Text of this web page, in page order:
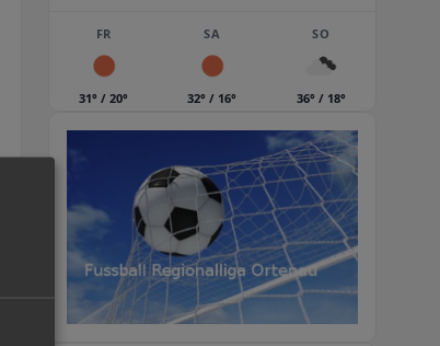
FR
31° / 20°
SA
32° / 16°
SO
36° / 18°